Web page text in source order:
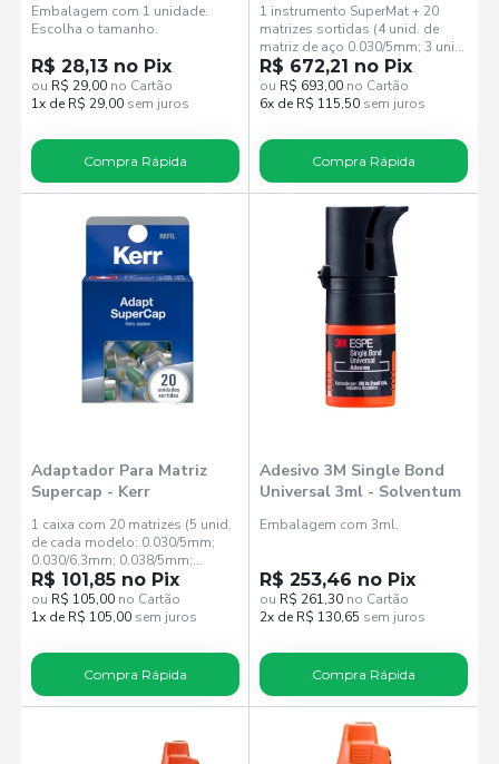
Embalagem com 1 unidade.
Escolha o tamanho.
R$ 28,13 no Pix
ou R$ 29,00 no Cartão
1x de R$ 29,00 sem juros
Compra Rápida
1 instrumento SuperMat + 20
matrizes sortidas (4 unid. de
matriz de aço 0.030/5mm; 3 unid.
de matriz de aço 0.038/5mm; 4
unid. de matriz de aço
0.030/6,3mm; 3 unid. matriz de
matriz transparente 0.05/5mm; 3
unid. de matriz transparente
0.05/6.3mm)
R$ 672,21 no Pix
ou R$ 693,00 no Cartão
6x de R$ 115,50 sem juros
Compra Rápida
Adaptador Para Matriz
Supercap - Kerr
1 caixa com 20 matrizes (5 unid.
de cada modelo: 0.030/5mm;
0.030/6,3mm; 0.038/5mm;
0.038/6,3mm).
R$ 101,85 no Pix
ou R$ 105,00 no Cartão
1x de R$ 105,00 sem juros
Compra Rápida
Adesivo 3M Single Bond
Universal 3ml - Solventum
Embalagem com 3ml.
R$ 253,46 no Pix
ou R$ 261,30 no Cartão
2x de R$ 130,65 sem juros
Compra Rápida